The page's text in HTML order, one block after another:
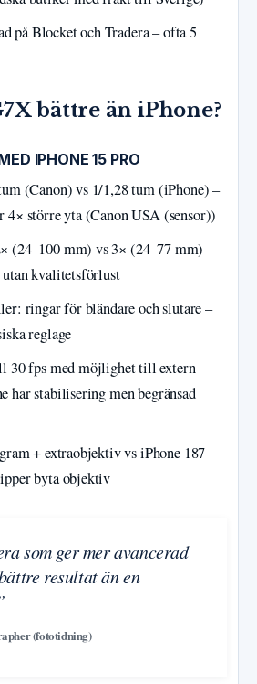
på Blocket och Tradera – ofta 5
bättre än iPhone?
IPHONE 15 PRO
(Canon) vs 1/1,28 tum (iPhone) –
4× större yta (Canon USA (sensor))
(24–100 mm) vs 3× (24–77 mm) –
utan kvalitetsförlust
ringar för bländare och slutare –
reglage
30 fps med möjlighet till extern
har stabilisering men begränsad
+ extraobjektiv vs iPhone 187
byta objektiv
som ger mer avancerad
resultat än en
(fototidning)